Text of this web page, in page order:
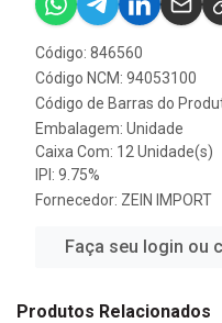
Código: 846560
Código NCM: 94053100
Código de Barras do
Embalagem: Unidade
Caixa Com: 12 Unidade(s)
IPI: 9.75%
Fornecedor: ZEIN IMPORT
Faça seu login ou
Produtos Relacionados